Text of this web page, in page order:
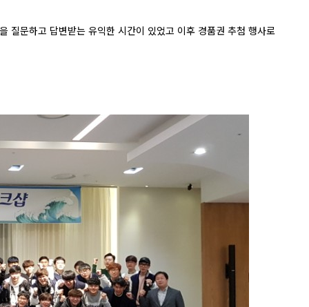
질문하고 답변받는 유익한 시간이 있었고 이후 경품권 추첨 행사로